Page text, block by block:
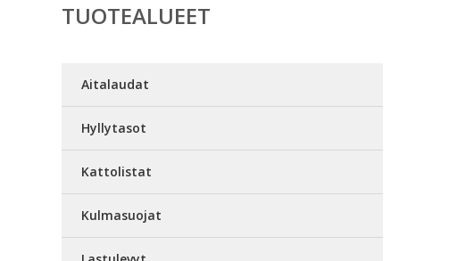
TUOTEALUEET
Aitalaudat
Hyllytasot
Kattolistat
Kulmasuojat